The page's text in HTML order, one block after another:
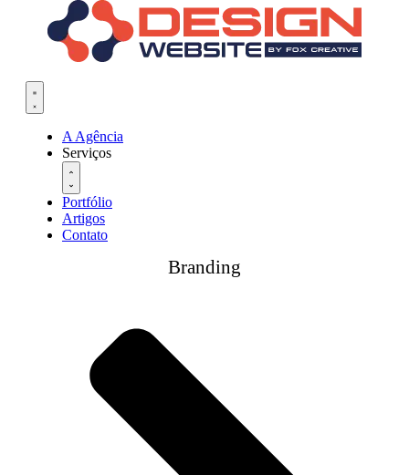
A Agência
Serviços
Portfólio
Artigos
Contato
Branding